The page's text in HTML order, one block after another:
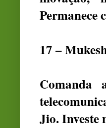
Permanece
17 –
Comanda
Jio. Investe